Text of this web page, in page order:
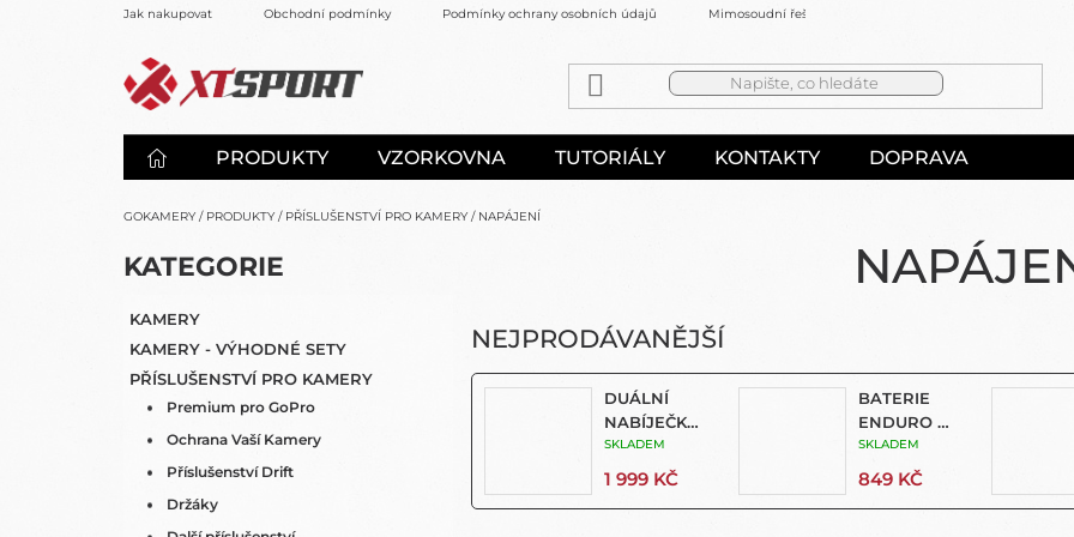
Jak nakupovat Obchodní podmínky Podmínky ochrany osobních údajů Mimosoudní řešení sporů
PRODUKTY VZORKOVNA TUTORIÁLY KONTAKTY DOPRAVA
GOKAMERY / PRODUKTY / PŘÍSLUŠENSTVÍ PRO KAMERY / NAPÁJENÍ
P
O
S
T
R
A
PŘESKOČIT
K
T
E
G
O
KATEGORIE
KAMERY
KAMERY - VÝHODNÉ SETY
PŘÍSLUŠENSTVÍ PRO KAMERY
Premium pro GoPro
Ochrana Vaší Kamery
Příslušenství Drift
Držáky
NEJPRODÁVANĚJŠÍ
DUÁLNÍ
NABÍJEČKA
BATERIÍ
PRO
SKLADEM
1 999 KČ
BATERIE
ENDURO 2
PRO
MISSION 1 A
SKLADEM
849 KČ